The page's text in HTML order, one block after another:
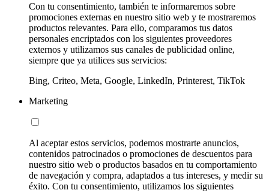
Con tu consentimiento, también te informaremos sobre
promociones externas en nuestro sitio web y te mostraremos
productos relevantes. Para ello, comparamos tus datos
personales encriptados con los siguientes proveedores
externos y utilizamos sus canales de publicidad online,
siempre que ya utilices sus servicios:
Bing, Criteo, Meta, Google, LinkedIn, Printerest, TikTok
Marketing
Al aceptar estos servicios, podemos mostrarte anuncios,
contenidos patrocinados o promociones de descuentos para
nuestro sitio web o productos basados en tu comportamiento
de navegación y compra, adaptados a tus intereses, y medir su
éxito. Con tu consentimiento, utilizamos los siguientes